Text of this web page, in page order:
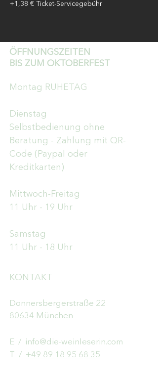
+1,38 € Ticket-Servicegebühr
ÖFFNUNGSZEITEN
BIS ZUM OKTOBERFEST
Montag RUHETAG
Dienstag
Selbstbedienung ohne
Beratung - Zahlung mit QR-
Code (Paypal oder
Kreditkarten)
Mittwoch-Freitag
11 Uhr - 19 Uhr
Samstag
11 Uhr - 18 Uhr
KONTAKT
Donnersbergerstraße 22
80634 München
E / info@die-weinleserin.com
​T / +49 89 18 95 68 35